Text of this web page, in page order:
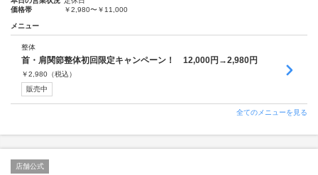
価格帯
￥2,980〜￥11,000
メニュー
整体
首・肩関節整体初回限定キャンペーン！ 12,000円→2,980円
￥2,980 （税込）
販売中
全てのメニューを見る
店舗公式